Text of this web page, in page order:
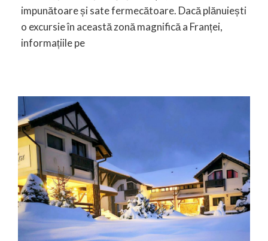
impunătoare și sate fermecătoare. Dacă plănuiești
o excursie în această zonă magnifică a Franței,
informațiile pe